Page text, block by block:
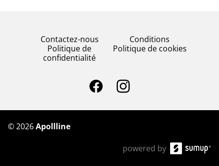
Contactez-nous
Conditions
Politique de
confidentialité
Politique de cookies
©2026Apollline
powered by